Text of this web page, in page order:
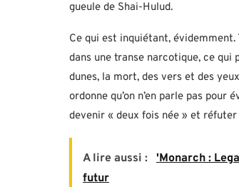
gueule de Shai-Hulud.
Ce qui est inquiétant, évidemment.
dans une transe narcotique, ce qui
dunes, la mort, des vers et des
ordonne qu’on n’en parle pas
devenir « deux fois née » et
A lire aussi : 'Monarch :
futur